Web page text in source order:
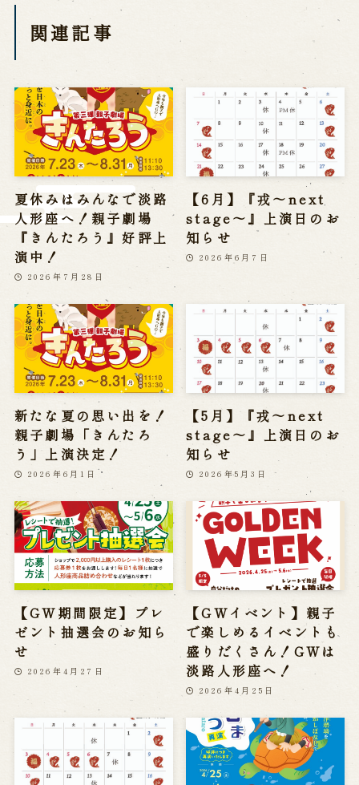
求人情報
※株式会社うずのくに南あわじの求人情報ページへ移動します
関連施設
通販サイトうずのくに
道の駅うずしお
うずの丘大鳴門橋記念館
関連記事
夏休みはみんなで淡路
人形座へ！親子劇場
『きんたろう』好評上
演中！
2026年7月28日
【6月】『戎～next
stage～』上演日のお
知らせ
2026年6月7日
新たな夏の思い出を！
親子劇場「きんたろ
う」上演決定！
2026年6月1日
【5月】『戎～next
stage～』上演日のお
知らせ
2026年5月3日
【GW期間限定】プレ
ゼント抽選会のお知ら
せ
2026年4月27日
【GWイベント】親子
で楽しめるイベントも
盛りだくさん！GWは
淡路人形座へ！
2026年4月25日